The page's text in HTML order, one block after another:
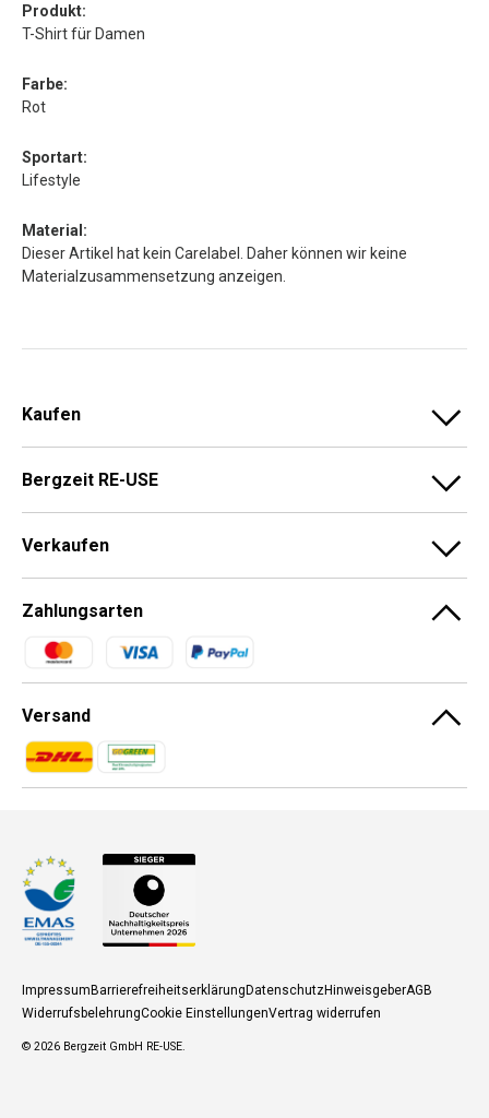
Produkt:
T-Shirt für Damen
Farbe:
Rot
Sportart:
Lifestyle
Material:
Dieser Artikel hat kein Carelabel. Daher können wir keine
Materialzusammensetzung anzeigen.
Kaufen
Bergzeit RE-USE
Verkaufen
Zahlungsarten
Zahlungsmethoden
Versand
Zahlungsmethoden
Zahlungsmethoden
ImpressumBarrierefreiheitserklärungDatenschutzHinweisgeberAGB
WiderrufsbelehrungCookie EinstellungenVertrag widerrufen
© 2026 Bergzeit GmbH RE-USE.